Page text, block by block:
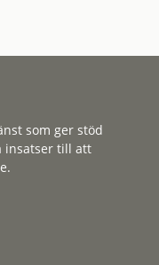
som ger stöd
insatser till att